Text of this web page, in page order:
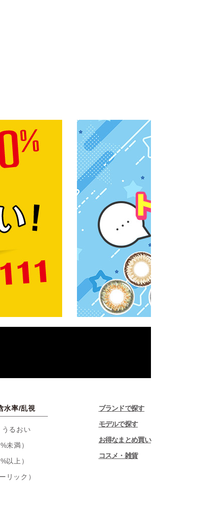
水率/乱視
るおい
未満）
以上）
リック）
ブランドで探す
モデルで探す
お得なまとめ買い
コスメ・雑貨